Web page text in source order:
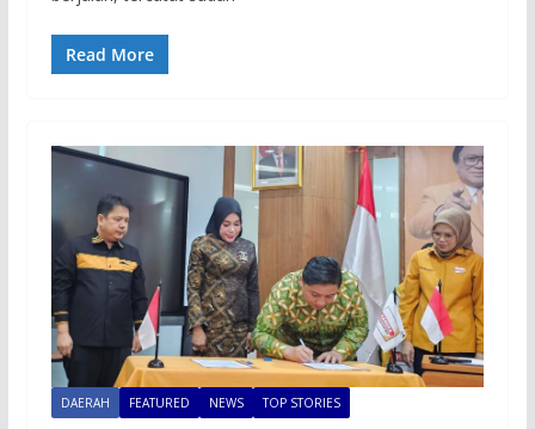
Read More
DAERAH FEATURED NEWS TOP STORIES